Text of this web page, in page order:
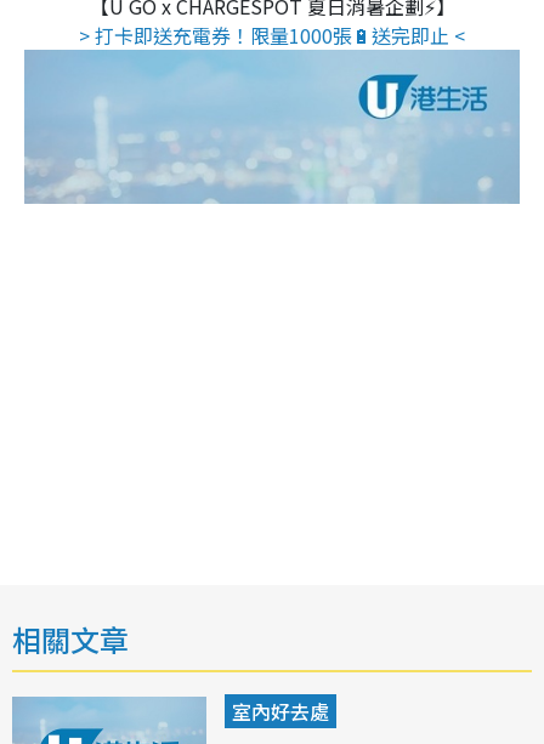
> 打卡即送充電券！限量1000張🔋送完即止 <
相關文章
室內好去處